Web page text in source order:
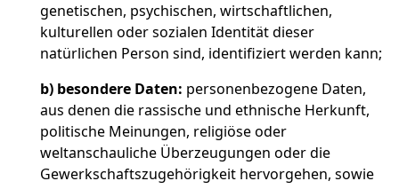
genetischen, psychischen, wirtschaftlichen,
kulturellen oder sozialen Identität dieser
natürlichen Person sind, identifiziert werden kann;
b) besondere Daten: personenbezogene Daten,
aus denen die rassische und ethnische Herkunft,
politische Meinungen, religiöse oder
weltanschauliche Überzeugungen oder die
Gewerkschaftszugehörigkeit hervorgehen, sowie